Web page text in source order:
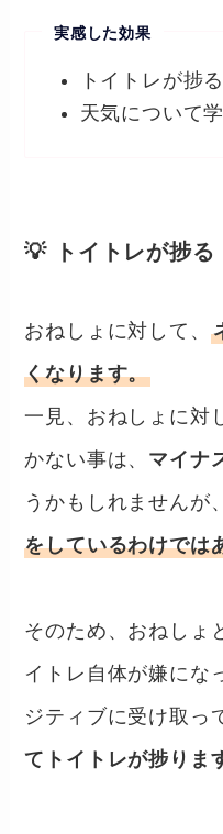
実感した効果
トイトレが捗る
天気について
💡 トイトレが捗る
おねしょに対して、
くなります。
一見、おねしょに対
かない事は、 マイナ
うかもしれませんが
をしているわけでは
そのため、おねしょ
イトレ自体が嫌にな
ジティブに受け取っ
てトイトレが捗りま